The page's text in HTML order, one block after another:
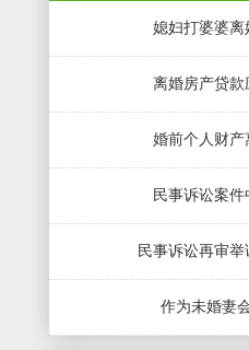
媳妇打婆婆
离婚房产贷款
婚前个人财
民事诉讼案件
民事诉讼再审举
作为未婚妻